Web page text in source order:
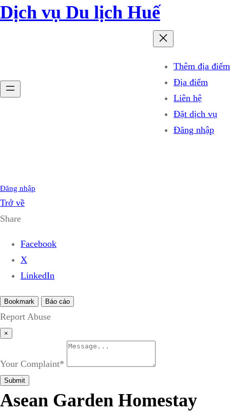
Dịch vụ Du lịch Huế
Thêm địa điểm
Địa điểm
Liên hệ
Đặt dịch vụ
Đăng nhập
Đăng nhập
Trở về
Share
Facebook
X
LinkedIn
Bookmark Báo cáo
Report Abuse
×
Your Complaint*
Submit
Asean Garden Homestay